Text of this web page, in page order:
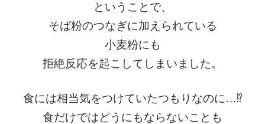
ということで、
そば粉のつなぎに加えられている
小麦粉にも
拒絶反応を起こしてしまいました。
食には相当気をつけていたつもりなのに…⁉️
食だけではどうにもならないことも